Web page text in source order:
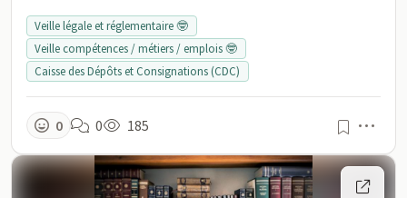
Veille légale et réglementaire 🤓
Veille compétences / métiers / emplois 🤓
Caisse des Dépôts et Consignations (CDC)
0 0 185